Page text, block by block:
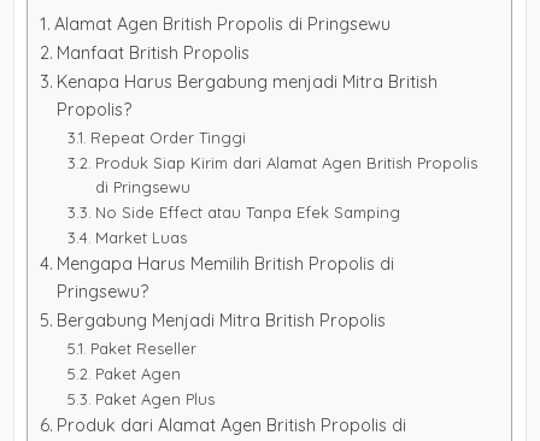
Alamat Agen British Propolis di Pringsewu
Manfaat British Propolis
Kenapa Harus Bergabung menjadi Mitra British
Propolis?
Repeat Order Tinggi
Produk Siap Kirim dari Alamat Agen British Propolis
di Pringsewu
No Side Effect atau Tanpa Efek Samping
Market Luas
Mengapa Harus Memilih British Propolis di
Pringsewu?
Bergabung Menjadi Mitra British Propolis
Paket Reseller
Paket Agen
Paket Agen Plus
Produk dari Alamat Agen British Propolis di